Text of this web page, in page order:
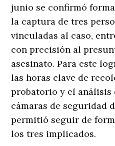
junio se confirmó
la captura de tres
vinculadas al caso,
con precisión al
asesinato. Para este
las horas clave de
probatorio y el análisis
cámaras de seguridad
permitió seguir de
los tres implicados.